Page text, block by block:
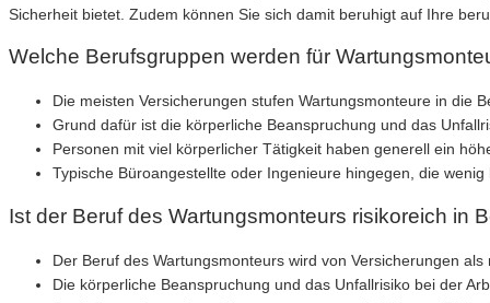
Sicherheit bietet. Zudem können Sie sich damit beruhigt auf Ihre
Welche Berufsgruppen werden für
Die meisten Versicherungen stufen Wartungsmonteure in die
Grund dafür ist die körperliche Beanspruchung und das
Personen mit viel körperlicher Tätigkeit haben generell ein
Typische Büroangestellte oder Ingenieure hingegen, die
Ist der Beruf des Wartungsmonteurs risikoreich in
Der Beruf des Wartungsmonteurs wird von Versicherungen
Die körperliche Beanspruchung und das Unfallrisiko bei der